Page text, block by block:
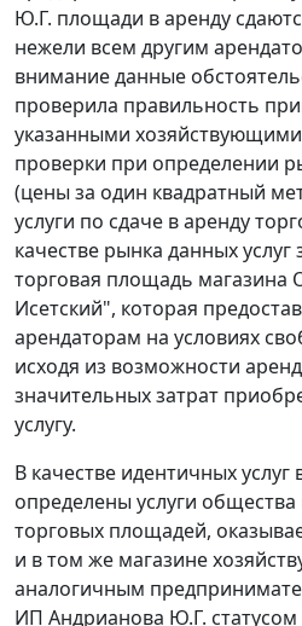
Ю.Г. площади в аренду
нежели всем другим
внимание данные
проверила правильность
указанными
проверки при определении
(цены за один квадратный
услуги по сдаче в аренду
качестве рынка данных
торговая площадь
Исетский", которая
арендаторам на условиях
исходя из возможности
значительных затрат
услугу.
В качестве идентичных услуг
определены услуги
торговых площадей,
и в том же магазине
аналогичным
ИП Андрианова Ю.Г.